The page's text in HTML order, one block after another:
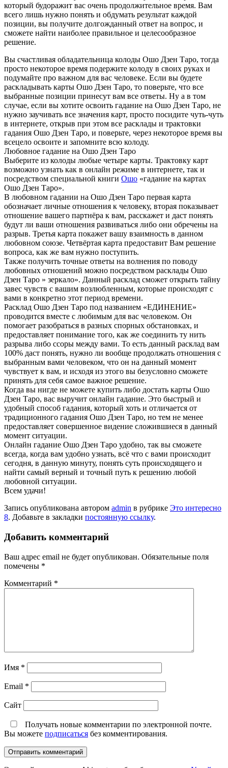
который будоражит вас очень продолжительное время. Вам
всего лишь нужно понять и обдумать результат каждой
позиции, вы получите долгожданный ответ на вопрос, и
сможете найти наиболее правильное и целесообразное
решение.
Вы счастливая обладательница колоды Ошо Дзен Таро, тогда
просто некоторое время подержите колоду в своих руках и
подумайте про важном для вас человеке. Если вы будете
раскладывать карты Ошо Дзен Таро, то поверьте, что все
выбранные позиции принесут вам все ответы. Ну а в том
случае, если вы хотите освоить гадание на Ошо Дзен Таро, не
нужно заучивать все значения карт, просто посидите чуть-чуть
в интернете, открыв при этом все расклады и трактовки
гадания Ошо Дзен Таро, и поверьте, через некоторое время вы
всецело освоите и запомните всю колоду.
Любовное гадание на Ошо Дзен Таро
Выберите из колоды любые четыре карты. Трактовку карт
возможно узнать как в онлайн режиме в интернете, так и
посредством специальной книги Ошо «гадание на картах
Ошо Дзен Таро».
В любовном гадании на Ошо Дзен Таро первая карта
обозначает личные отношения к человеку, вторая показывает
отношение вашего партнёра к вам, расскажет и даст понять
будут ли ваши отношения развиваться либо они обречены на
разрыв. Третья карта покажет вашу взаимность в данном
любовном союзе. Четвёртая карта предоставит Вам решение
вопроса, как же вам нужно поступить.
Также получить точные ответы на волнения по поводу
любовных отношений можно посредством расклады Ошо
Дзен Таро » зеркало». Данный расклад сможет открыть тайну
завес чувств с вашим возлюбленным, которые происходят с
вами в конкретно этот период времени.
Расклад Ошо Дзен Таро под названием «ЕДИНЕНИЕ»
проводится вместе с любимым для вас человеком. Он
помогает разобраться в разных спорных обстановках, и
предоставляет понимание того, как же соединить ту нить
разрыва либо ссоры между вами. То есть данный расклад вам
100% даст понять, нужно ли вообще продолжать отношения с
выбранным вами человеком, что он на данный момент
чувствует к вам, и исходя из этого вы безусловно сможете
принять для себя самое важное решение.
Когда вы нигде не можете купить либо достать карты Ошо
Дзен Таро, вас выручит онлайн гадание. Это быстрый и
удобный способ гадания, который хоть и отличается от
традиционного гадания Ошо Дзен Таро, но тем не менее
предоставляет совершенное видение сложившиеся в данный
момент ситуации.
Онлайн гадание Ошо Дзен Таро удобно, так вы сможете
всегда, когда вам удобно узнать, всё что с вами происходит
сегодня, в данную минуту, понять суть происходящего и
найти самый верный и точный путь к решению любой
любовной ситуации.
Всем удачи!
Запись опубликована автором admin в рубрике Это интересно
8. Добавьте в закладки постоянную ссылку.
Добавить комментарий
Ваш адрес email не будет опубликован. Обязательные поля
помечены *
Комментарий *
Имя *
Email *
Сайт
Получать новые комментарии по электронной почте.
Вы можете подписаться без комментирования.